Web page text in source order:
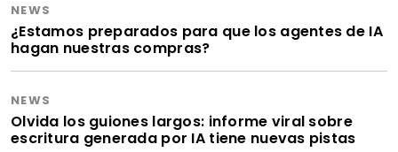
NEWS
¿Estamos preparados para que los agentes de IA
hagan nuestras compras?
NEWS
Olvida los guiones largos: informe viral sobre
escritura generada por IA tiene nuevas pistas